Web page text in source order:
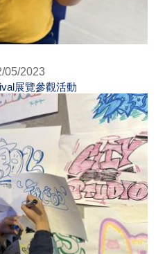
05/2023
展覽參觀活動